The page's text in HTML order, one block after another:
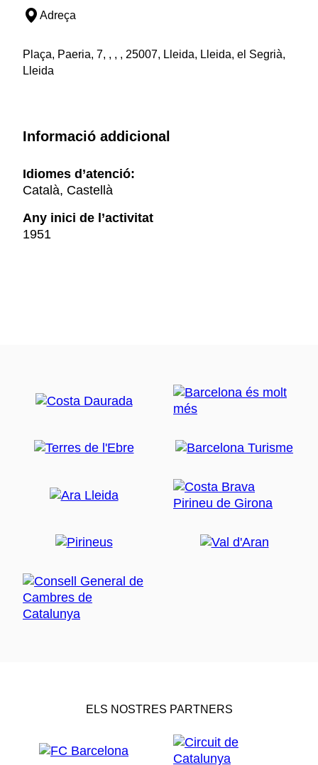
Adreça
Plaça, Paeria, 7, , , , 25007, Lleida, Lleida, el Segrià,
Lleida
Informació addicional
Idiomes d’atenció:
Català, Castellà
Any inici de l’activitat
1951
ELS NOSTRES PARTNERS